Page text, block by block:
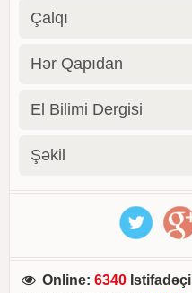
Çalqı
Hər Qapıdan
El Bilimi Dergisi
Şəkil
Online:6340 Istifadəçi